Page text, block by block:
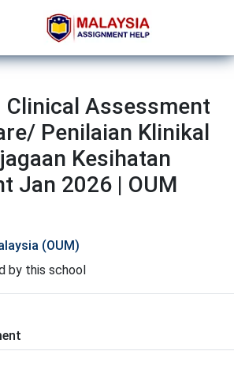
Clinical Assessment
Penilaian Klinikal
Kesihatan
Jan 2026 | OUM
(OUM)
by this school